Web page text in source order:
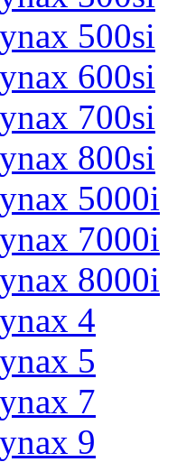
500si
600si
700si
800si
5000i
7000i
8000i
4
5
7
9